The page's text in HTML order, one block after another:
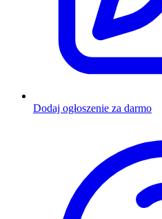
Dodaj ogłoszenie za darmo